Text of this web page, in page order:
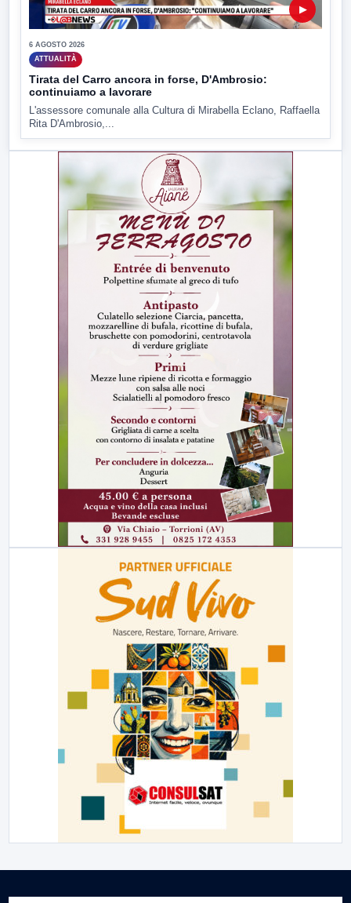
▶
6 AGOSTO 2026
ATTUALITÀ
Tirata del Carro ancora in forse, D'Ambrosio:
continuiamo a lavorare
L'assessore comunale alla Cultura di Mirabella Eclano, Raffaella
Rita D'Ambrosio,...